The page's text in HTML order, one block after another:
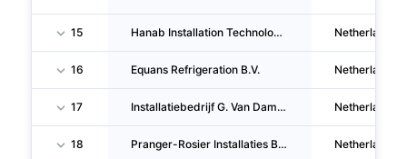
15 Hanab Installation Technology B.V. Netherlands
16 Equans Refrigeration B.V. Netherlands
17 Installatiebedrijf G. Van Dam B.V. Netherlands
18 Pranger-Rosier Installaties B.V. Netherlands